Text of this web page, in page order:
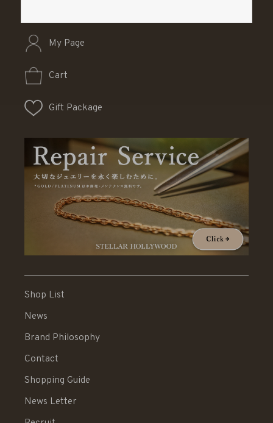
My Page
Cart
Gift Package
Shop List
News
Brand Philosophy
Contact
Shopping Guide
News Letter